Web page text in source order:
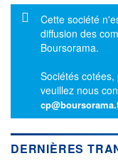
Message
Cette société
diffusion des
Boursorama.
Sociétés
veuillez nous
DERNIÈRES